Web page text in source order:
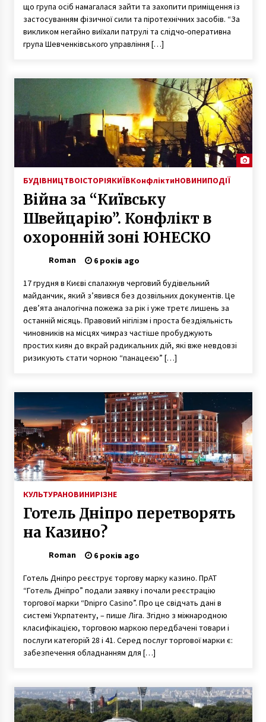
що група осіб намагалася зайти та захопити приміщення із
застосуванням фізичної сили та піротехнічних засобів. “За
викликом негайно виїхали патрулі та слідчо-оперативна
група Шевченківського управління […]
БУДІВНИЦТВОІСТОРІЯКИЇВКонфліктиНОВИНИПОДІЇ
Вiйна за “Київську
Швейцарію”. Конфлікт в
охоронній зоні ЮНЕСКО
Roman 6 років ago
17 грудня в Києві спалахнув черговий будівельний
майданчик, який з’явився без дозвільних документів. Це
дев’ята аналогічна пожежа за рік і уже третє лишень за
останній місяць. Правовий нігілізм і проста бездіяльність
чиновників на місцях чимраз частіше пробуджують
простих киян до вкрай радикальних дій, які вже невдовзі
ризикують стати чорною “панацеєю” […]
КУЛЬТУРАНОВИНИРІЗНЕ
Готель Дніпро перетворять
на Казино?
Roman 6 років ago
Готель Дніпро реєструє торгову марку казино. ПрАТ
“Готель Дніпро” подали заявку і почали реєстрацію
торгової марки “Dnipro Casino”. Про це свідчать дані в
системі Укрпатенту, – пише Ліга. Згідно з міжнародною
класифікацією, торговою маркою передбачені товари і
послуги категорій 28 і 41. Серед послуг торгової марки є:
забезпечення обладнанням для […]